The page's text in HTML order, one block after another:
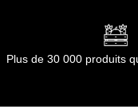
dont Acides
Plus de 30 000 produits